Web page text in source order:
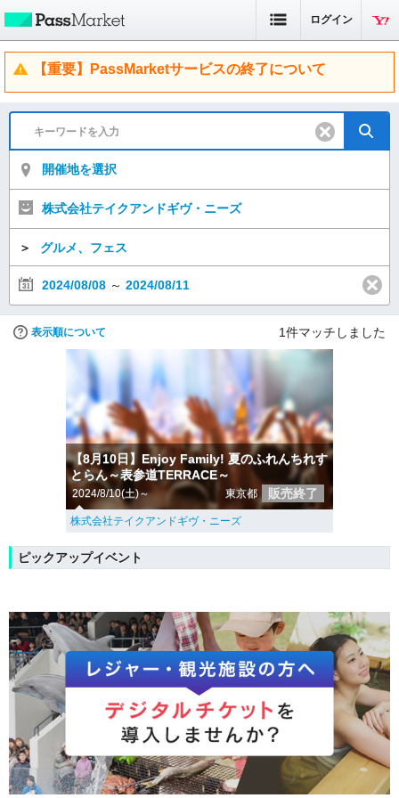
ログイン
【重要】PassMarketサービスの終了について
開催地を選択
株式会社テイクアンドギヴ・ニーズ
＞ グルメ、フェス
2024/08/08 ～ 2024/08/11
表示順について 1件マッチしました
【8月10日】Enjoy Family! 夏のふれんちれす
とらん～表参道TERRACE～
2024/8/10(土)～ 東京都 販売終了
株式会社テイクアンドギヴ・ニーズ
ピックアップイベント